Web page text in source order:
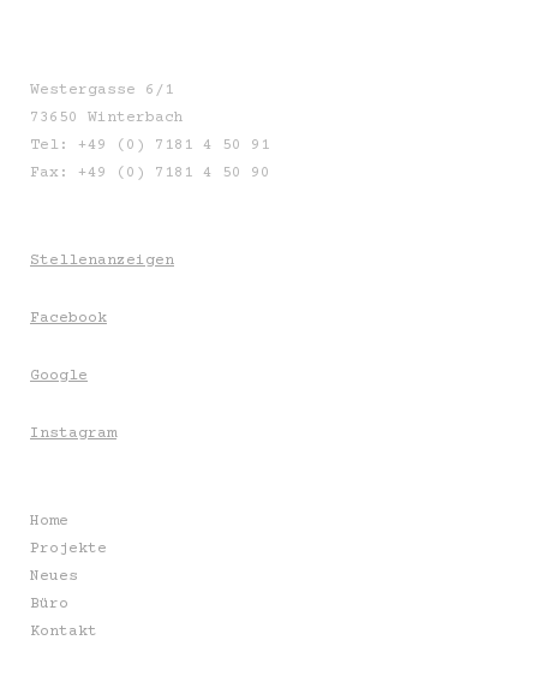
Westergasse 6/1
73650 Winterbach
Tel: +49 (0) 7181 4 50 91
Fax: +49 (0) 7181 4 50 90
Stellenanzeigen
Facebook
Google
Instagram
Home
Projekte
Neues
Büro
Kontakt